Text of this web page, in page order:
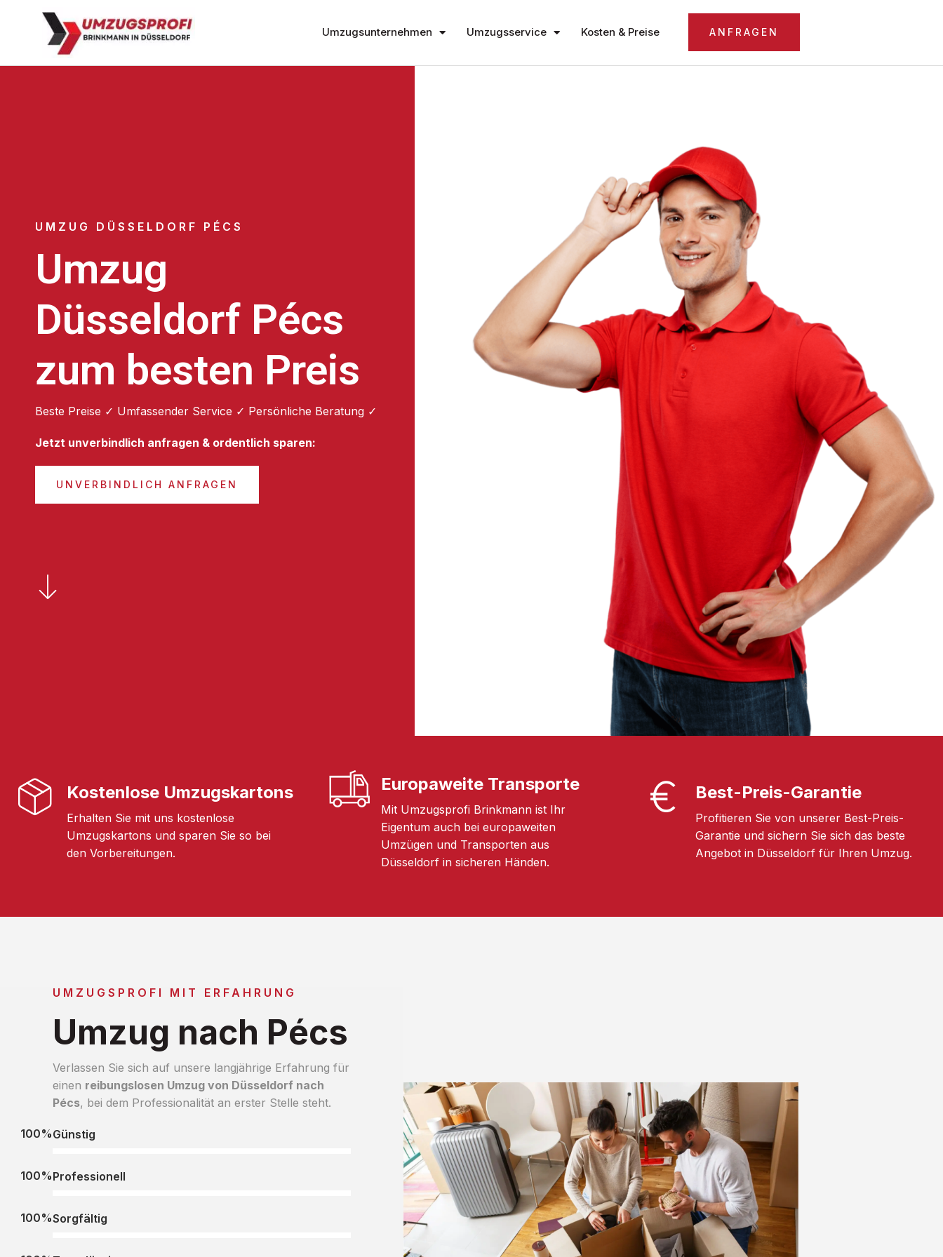
Umzugsunternehmen Umzugsservice Kosten & Preise ANFRAGEN
UMZUG DÜSSELDORF PÉCS
Umzug
Düsseldorf Pécs
zum besten Preis
Beste Preise ✓ Umfassender Service ✓ Persönliche Beratung ✓
Jetzt unverbindlich anfragen & ordentlich sparen:
UNVERBINDLICH ANFRAGEN
Kostenlose Umzugskartons
Erhalten Sie mit uns kostenlose
Umzugskartons und sparen Sie so bei
den Vorbereitungen.
Europaweite Transporte
Mit Umzugsprofi Brinkmann ist Ihr
Eigentum auch bei europaweiten
Umzügen und Transporten aus
Düsseldorf in sicheren Händen.
Best-Preis-Garantie
Profitieren Sie von unserer Best-Preis-
Garantie und sichern Sie sich das beste
Angebot in Düsseldorf für Ihren Umzug.
UMZUGSPROFI MIT ERFAHRUNG
Umzug nach Pécs
Verlassen Sie sich auf unsere langjährige Erfahrung für
einen reibungslosen Umzug von Düsseldorf nach
Pécs, bei dem Professionalität an erster Stelle steht.
Günstig
100%
Professionell
100%
Sorgfältig
100%